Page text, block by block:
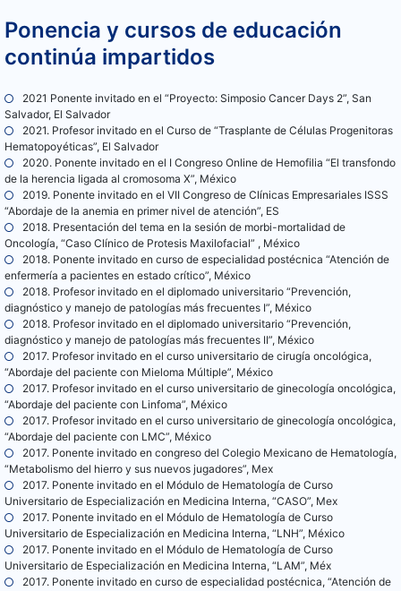
Ponencia y cursos de educación
continúa impartidos
2021 Ponente invitado en el “Proyecto: Simposio Cancer Days 2”, San
Salvador, El Salvador
2021. Profesor invitado en el Curso de “Trasplante de Células Progenitoras
Hematopoyéticas”, El Salvador
2020. Ponente invitado en el I Congreso Online de Hemofilia “El transfondo
de la herencia ligada al cromosoma X”, México
2019. Ponente invitado en el VII Congreso de Clínicas Empresariales ISSS
“Abordaje de la anemia en primer nivel de atención”, ES
2018. Presentación del tema en la sesión de morbi-mortalidad de
Oncología, “Caso Clínico de Protesis Maxilofacial” , México
2018. Ponente invitado en curso de especialidad postécnica “Atención de
enfermería a pacientes en estado crítico”, México
2018. Profesor invitado en el diplomado universitario “Prevención,
diagnóstico y manejo de patologías más frecuentes I”, México
2018. Profesor invitado en el diplomado universitario “Prevención,
diagnóstico y manejo de patologías más frecuentes II”, México
2017. Profesor invitado en el curso universitario de cirugía oncológica,
“Abordaje del paciente con Mieloma Múltiple”, México
2017. Profesor invitado en el curso universitario de ginecología oncológica,
“Abordaje del paciente con Linfoma”, México
2017. Profesor invitado en el curso universitario de ginecología oncológica,
“Abordaje del paciente con LMC”, México
2017. Ponente invitado en congreso del Colegio Mexicano de Hematología,
“Metabolismo del hierro y sus nuevos jugadores”, Mex
2017. Ponente invitado en el Módulo de Hematología de Curso
Universitario de Especialización en Medicina Interna, “CASO”, Mex
2017. Ponente invitado en el Módulo de Hematología de Curso
Universitario de Especialización en Medicina Interna, “LNH”, México
2017. Ponente invitado en el Módulo de Hematología de Curso
Universitario de Especialización en Medicina Interna, “LAM”, Méx
2017. Ponente invitado en curso de especialidad postécnica, “Atención de